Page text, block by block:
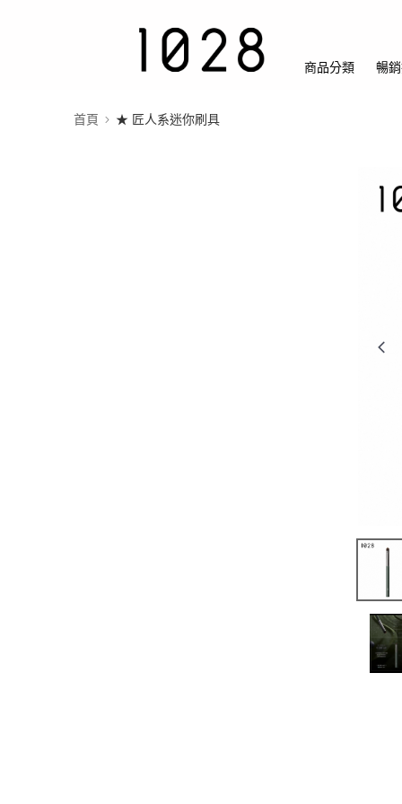
商品分類 暢
首頁 ★ 匠人系迷你刷具